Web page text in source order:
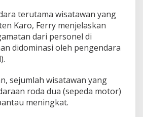
terutama wisatawan yang
Karo, Ferry menjelaskan
dari personel di
didominasi oleh pengendara
sejumlah wisatawan yang
roda dua (sepeda motor)
meningkat.